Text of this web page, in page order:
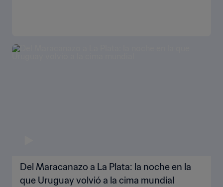
Del Maracanazo a La Plata: la noche en la
que Uruguay volvió a la cima mundial